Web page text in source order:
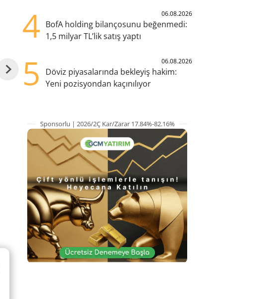
4 06.08.2026
BofA holding bilançosunu beğenmedi:
1,5 milyar TL’lik satış yaptı
5 06.08.2026
Döviz piyasalarında bekleyiş hakim:
Yeni pozisyondan kaçınılıyor
Sponsorlu | 2026/2Ç Kar/Zarar 17.84%-82.16%